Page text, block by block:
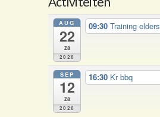
AUG
22
za
2026
09:30Training elders
SEP
12
za
2026
16:30 Kr bbq